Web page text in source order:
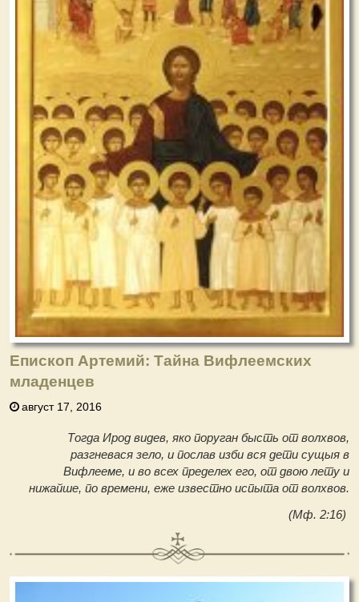
Епископ Артемий: Тайна Вифлеемских
младенцев
август 17, 2016
Тогда Ирод видев, яко поруган бысть от волхвов,
разгневася зело, и послав изби вся дети сущыя в
Вифлееме, и во всех пределех его, от двою лету и
нижайше, по времени, еже известно испыта от волхвов.
(Мф. 2:16)